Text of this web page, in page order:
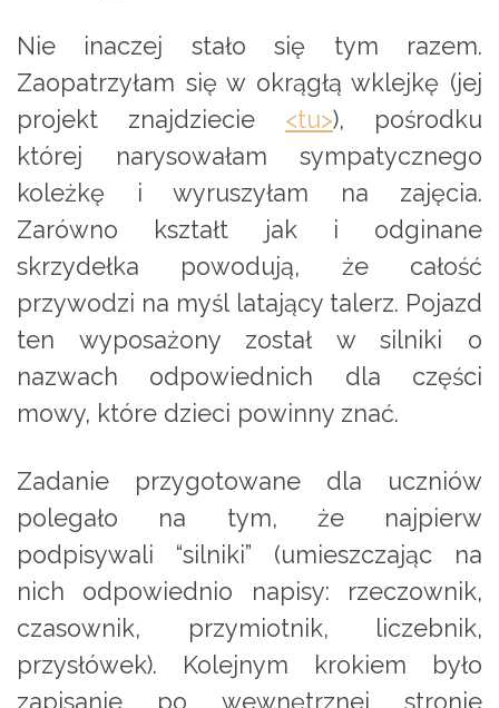
Nie inaczej stało się tym razem.
Zaopatrzyłam się w okrągłą wklejkę (jej
projekt znajdziecie <tu>), pośrodku
której narysowałam sympatycznego
koleżkę i wyruszyłam na zajęcia.
Zarówno kształt jak i odginane
skrzydełka powodują, że całość
przywodzi na myśl latający talerz. Pojazd
ten wyposażony został w silniki o
nazwach odpowiednich dla części
mowy, które dzieci powinny znać.
Zadanie przygotowane dla uczniów
polegało na tym, że najpierw
podpisywali “silniki” (umieszczając na
nich odpowiednio napisy: rzeczownik,
czasownik, przymiotnik, liczebnik,
przysłówek). Kolejnym krokiem było
zapisanie po wewnętrznej stronie